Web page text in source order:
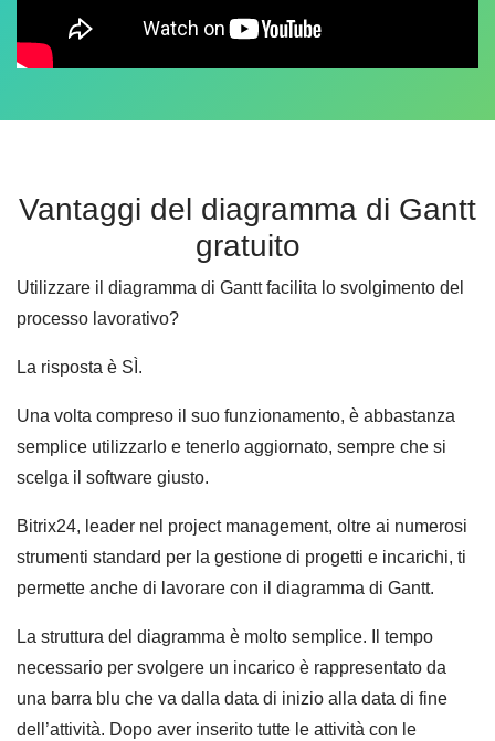
Vantaggi del diagramma di Gantt
gratuito
Utilizzare il diagramma di Gantt facilita lo svolgimento del
processo lavorativo?
La risposta è SÌ.
Una volta compreso il suo funzionamento, è abbastanza
semplice utilizzarlo e tenerlo aggiornato, sempre che si
scelga il software giusto.
Bitrix24, leader nel project management, oltre ai numerosi
strumenti standard per la gestione di progetti e incarichi, ti
permette anche di lavorare con il diagramma di Gantt.
La struttura del diagramma è molto semplice. Il tempo
necessario per svolgere un incarico è rappresentato da
una barra blu che va dalla data di inizio alla data di fine
dell’attività. Dopo aver inserito tutte le attività con le